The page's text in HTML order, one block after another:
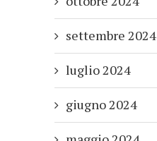
settembre 2024
luglio 2024
giugno 2024